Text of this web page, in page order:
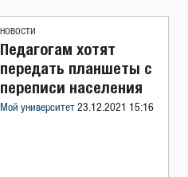
НОВОСТИ
Педагогам хотят
передать планшеты с
переписи населения
Мой университет 23.12.2021 15:16